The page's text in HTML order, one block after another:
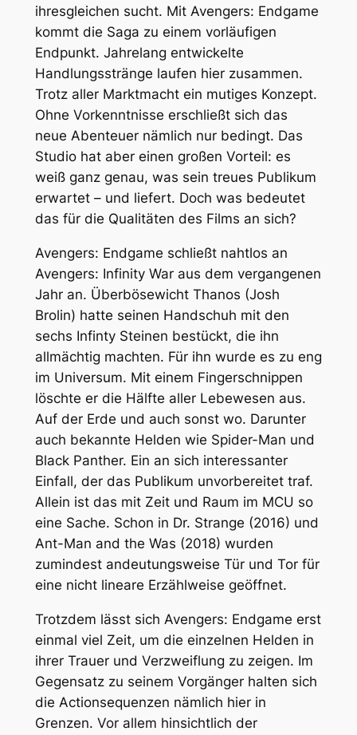
ihresgleichen sucht. Mit Avengers: Endgame
kommt die Saga zu einem vorläufigen
Endpunkt. Jahrelang entwickelte
Handlungsstränge laufen hier zusammen.
Trotz aller Marktmacht ein mutiges Konzept.
Ohne Vorkenntnisse erschließt sich das
neue Abenteuer nämlich nur bedingt. Das
Studio hat aber einen großen Vorteil: es
weiß ganz genau, was sein treues Publikum
erwartet – und liefert. Doch was bedeutet
das für die Qualitäten des Films an sich?
Avengers: Endgame schließt nahtlos an
Avengers: Infinity War aus dem vergangenen
Jahr an. Überbösewicht Thanos (Josh
Brolin) hatte seinen Handschuh mit den
sechs Infinty Steinen bestückt, die ihn
allmächtig machten. Für ihn wurde es zu eng
im Universum. Mit einem Fingerschnippen
löschte er die Hälfte aller Lebewesen aus.
Auf der Erde und auch sonst wo. Darunter
auch bekannte Helden wie Spider-Man und
Black Panther. Ein an sich interessanter
Einfall, der das Publikum unvorbereitet traf.
Allein ist das mit Zeit und Raum im MCU so
eine Sache. Schon in Dr. Strange (2016) und
Ant-Man and the Was (2018) wurden
zumindest andeutungsweise Tür und Tor für
eine nicht lineare Erzählweise geöffnet.
Trotzdem lässt sich Avengers: Endgame erst
einmal viel Zeit, um die einzelnen Helden in
ihrer Trauer und Verzweiflung zu zeigen. Im
Gegensatz zu seinem Vorgänger halten sich
die Actionsequenzen nämlich hier in
Grenzen. Vor allem hinsichtlich der